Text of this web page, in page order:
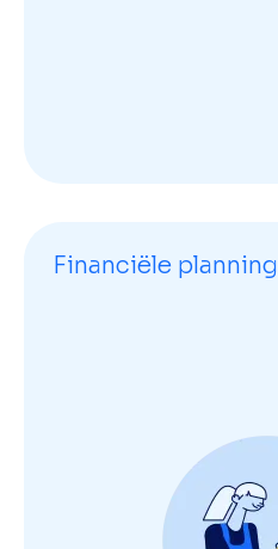
Financiële planning